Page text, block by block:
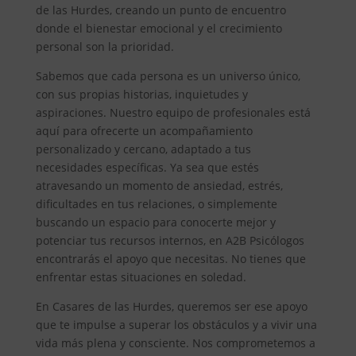
de las Hurdes, creando un punto de encuentro
donde el bienestar emocional y el crecimiento
personal son la prioridad.
Sabemos que cada persona es un universo único,
con sus propias historias, inquietudes y
aspiraciones. Nuestro equipo de profesionales está
aquí para ofrecerte un acompañamiento
personalizado y cercano, adaptado a tus
necesidades específicas. Ya sea que estés
atravesando un momento de ansiedad, estrés,
dificultades en tus relaciones, o simplemente
buscando un espacio para conocerte mejor y
potenciar tus recursos internos, en A2B Psicólogos
encontrarás el apoyo que necesitas. No tienes que
enfrentar estas situaciones en soledad.
En Casares de las Hurdes, queremos ser ese apoyo
que te impulse a superar los obstáculos y a vivir una
vida más plena y consciente. Nos comprometemos a